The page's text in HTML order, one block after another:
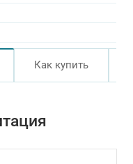
Как купить